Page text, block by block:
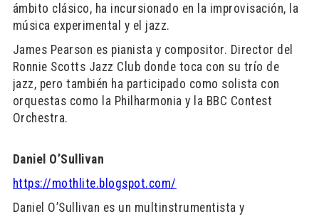
ámbito clásico, ha incursionado en la improvisación, la
música experimental y el jazz.
James Pearson es pianista y compositor. Director del
Ronnie Scotts Jazz Club donde toca con su trío de
jazz, pero también ha participado como solista con
orquestas como la Philharmonia y la BBC Contest
Orchestra.
Daniel O’Sullivan
https://mothlite.blogspot.com/
Daniel O’Sullivan es un multinstrumentista y